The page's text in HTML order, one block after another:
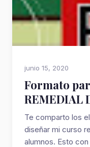
junio 15, 2020
Formato
REMEDIAL
Te comparto los
diseñar mi curso
alumnos. Esto